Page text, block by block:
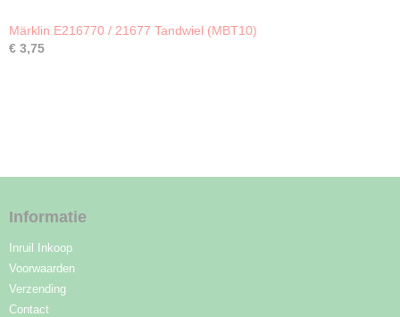
Märklin E216770 / 21677 Tandwiel (MBT10)
€ 3,75
Informatie
Inruil Inkoop
Voorwaarden
Verzending
Contact